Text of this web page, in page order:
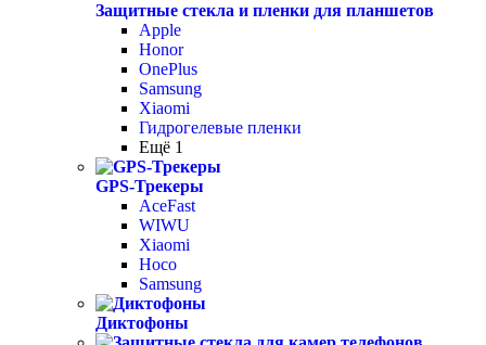
Защитные стекла и пленки для планшетов
Apple
Honor
OnePlus
Samsung
Xiaomi
Гидрогелевые пленки
Ещё 1
GPS-Трекеры
AceFast
WIWU
Xiaomi
Hoco
Samsung
Диктофоны